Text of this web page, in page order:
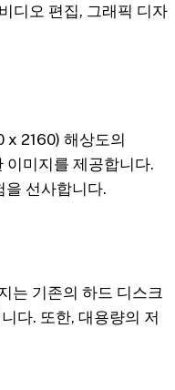
디오 편집, 그래픽 디자
2160) 해상도의
이미지를 제공합니다.
을 선사합니다.
는 기존의 하드 디스크
다. 또한, 대용량의 저